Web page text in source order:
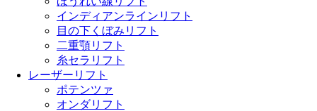
インディアンラインリフト
目の下くぼみリフト
二重顎リフト
糸セラリフト
レーザーリフト
ポテンツァ
オンダリフト